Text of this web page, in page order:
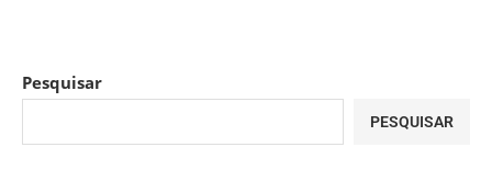
Pesquisar
PESQUISAR